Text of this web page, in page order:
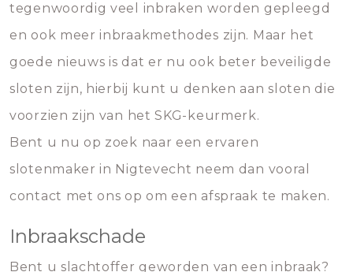
tegenwoordig veel inbraken worden gepleegd
en ook meer inbraakmethodes zijn. Maar het
goede nieuws is dat er nu ook beter beveiligde
sloten zijn, hierbij kunt u denken aan sloten die
voorzien zijn van het SKG-keurmerk.
Bent u nu op zoek naar een ervaren
slotenmaker in Nigtevecht neem dan vooral
contact met ons op om een afspraak te maken.
Inbraakschade
Bent u slachtoffer geworden van een inbraak?